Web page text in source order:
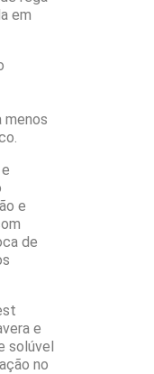
em
menos
e
de
e
solúvel
no